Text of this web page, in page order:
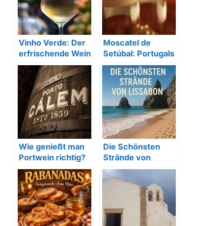
Vinho Verde: Der
erfrischende Wein
aus Portugal
Moscatel de
Setúbal: Portugals
aromatischer
Dessertwein
Wie genießt man
Portwein richtig?
Die Schönsten
Strände von
Lissabon